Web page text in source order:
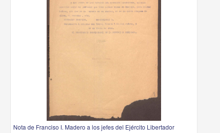
Nota de Franciso I. Madero a los jefes del Ejército Libertador